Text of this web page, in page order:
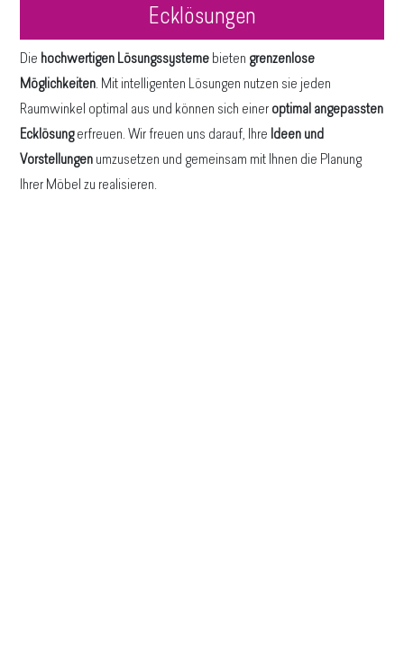
Ecklösungen
Die hochwertigen Lösungssysteme bieten grenzenlose
Möglichkeiten. Mit intelligenten Lösungen nutzen sie jeden
Raumwinkel optimal aus und können sich einer optimal angepassten
Ecklösungerfreuen. Wir freuen uns darauf, Ihre Ideen und
Vorstellungen umzusetzen und gemeinsam mit Ihnen die Planung
Ihrer Möbel zu realisieren.